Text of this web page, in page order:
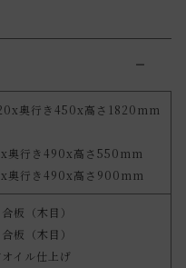
奥行き450x高さ1820mm
奥行き490x高さ550mm
奥行き490x高さ900mm
板（木目）
板（木目）
イル仕上げ